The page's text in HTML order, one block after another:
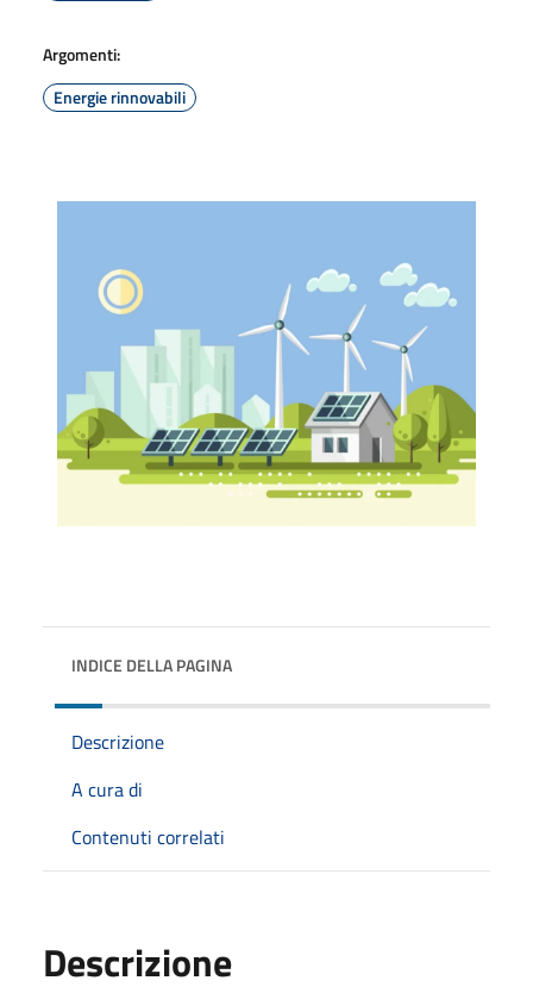
Argomenti:
Energie rinnovabili
INDICE DELLA PAGINA
Descrizione
A cura di
Contenuti correlati
Descrizione